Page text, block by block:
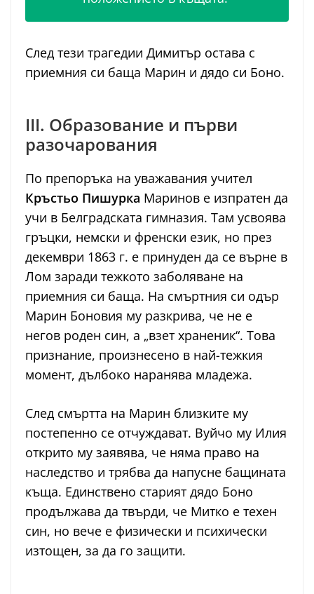
След тези трагедии Димитър остава с
приемния си баща Марин и дядо си Боно.
III. Образование и първи
разочарования
По препоръка на уважавания учител
Кръстьо Пишурка Маринов е изпратен да
учи в Белградската гимназия. Там усвоява
гръцки, немски и френски език, но през
декември 1863 г. е принуден да се върне в
Лом заради тежкото заболяване на
приемния си баща. На смъртния си одър
Марин Боновия му разкрива, че не е
негов роден син, а „взет храненик“. Това
признание, произнесено в най-тежкия
момент, дълбоко наранява младежа.
След смъртта на Марин близките му
постепенно се отчуждават. Вуйчо му Илия
открито му заявява, че няма право на
наследство и трябва да напусне бащината
къща. Единствено старият дядо Боно
продължава да твърди, че Митко е техен
син, но вече е физически и психически
изтощен, за да го защити.